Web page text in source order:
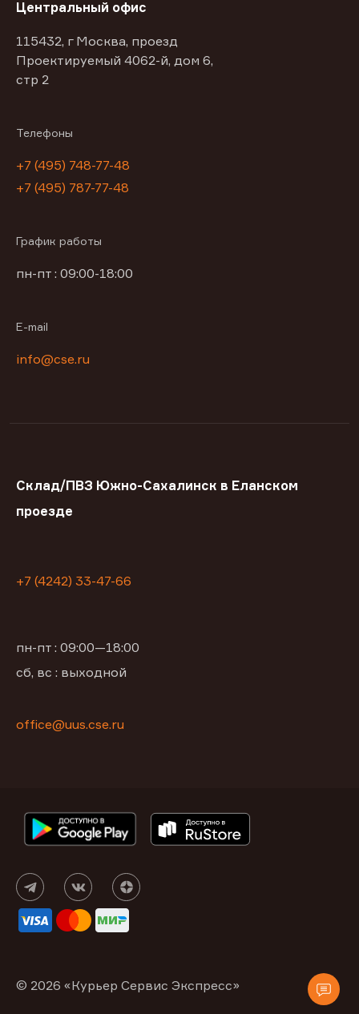
Центральный офис
115432, г Москва, проезд
Проектируемый 4062-й, дом 6,
стр 2
Телефоны
+7 (495) 748-77-48
+7 (495) 787-77-48
График работы
пн-пт : 09:00-18:00
E-mail
info@cse.ru
Склад/ПВЗ Южно-Сахалинск в Еланском
проезде
+7 (4242) 33-47-66
пн-пт : 09:00—18:00
сб, вс : выходной
office@uus.cse.ru
© 2026 «Курьер Сервис Экспресс»